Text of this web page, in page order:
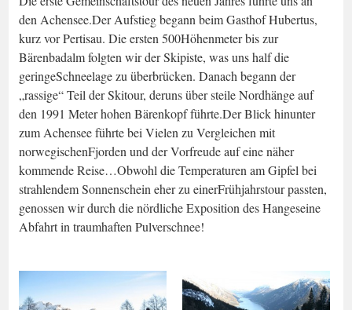
den Achensee.Der Aufstieg begann beim Gasthof Hubertus,
kurz vor Pertisau. Die ersten 500Höhenmeter bis zur
Bärenbadalm folgten wir der Skipiste, was uns half die
geringeSchneelage zu überbrücken. Danach begann der
„rassige“ Teil der Skitour, deruns über steile Nordhänge auf
den 1991 Meter hohen Bärenkopf führte.Der Blick hinunter
zum Achensee führte bei Vielen zu Vergleichen mit
norwegischenFjorden und der Vorfreude auf eine näher
kommende Reise…Obwohl die Temperaturen am Gipfel bei
strahlendem Sonnenschein eher zu einerFrühjahrstour passten,
genossen wir durch die nördliche Exposition des Hangeseine
Abfahrt in traumhaften Pulverschnee!